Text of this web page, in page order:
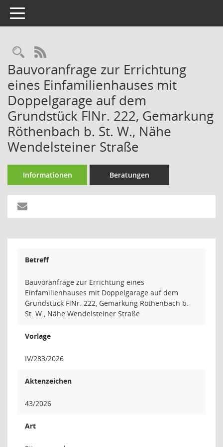
Toggle navigation
Rechercheauswahl
RSS-Feed
Bauvoranfrage zur Errichtung
eines Einfamilienhauses mit
Doppelgarage auf dem
Grundstück FlNr. 222, Gemarkung
Röthenbach b. St. W., Nähe
Wendelsteiner Straße
Informationen Beratungen
Betreff
Bauvoranfrage zur Errichtung eines
Einfamilienhauses mit Doppelgarage auf dem
Grundstück FlNr. 222, Gemarkung Röthenbach b.
St. W., Nähe Wendelsteiner Straße
Vorlage
IV/283/2026
Aktenzeichen
43/2026
Art